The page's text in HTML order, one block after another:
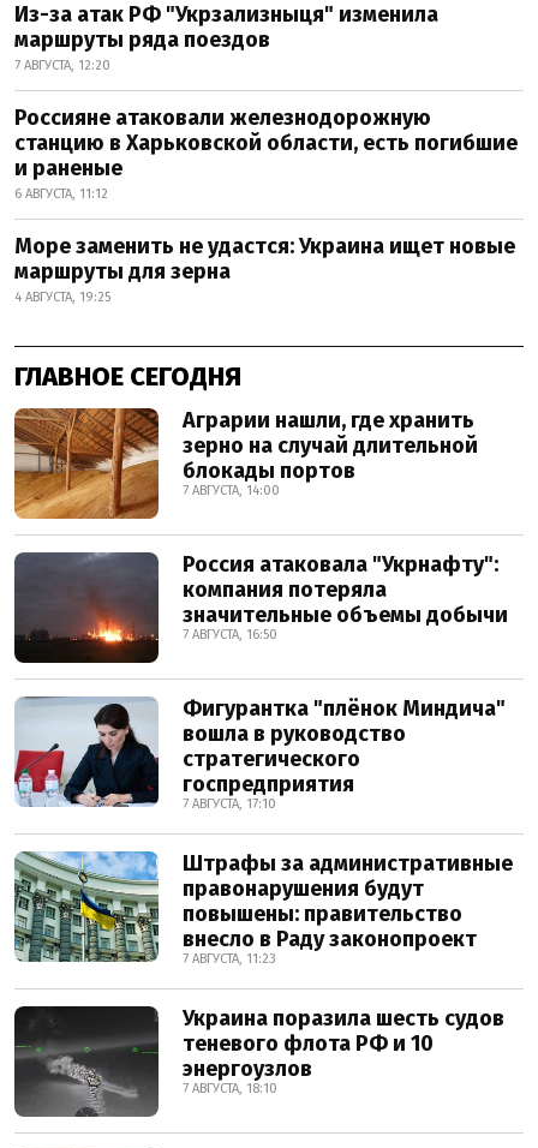
Из-за атак РФ "Укрзализныця" изменила
маршруты ряда поездов
7 АВГУСТА, 12:20
Россияне атаковали железнодорожную
станцию в Харьковской области, есть погибшие
и раненые
6 АВГУСТА, 11:12
Море заменить не удастся: Украина ищет новые
маршруты для зерна
4 АВГУСТА, 19:25
ГЛАВНОЕ СЕГОДНЯ
Аграрии нашли, где хранить
зерно на случай длительной
блокады портов
7 АВГУСТА, 14:00
Россия атаковала "Укрнафту":
компания потеряла
значительные объемы добычи
7 АВГУСТА, 16:50
Фигурантка "плёнок Миндича"
вошла в руководство
стратегического
госпредприятия
7 АВГУСТА, 17:10
Штрафы за административные
правонарушения будут
повышены: правительство
внесло в Раду законопроект
7 АВГУСТА, 11:23
Украина поразила шесть судов
теневого флота РФ и 10
энергоузлов
7 АВГУСТА, 18:10